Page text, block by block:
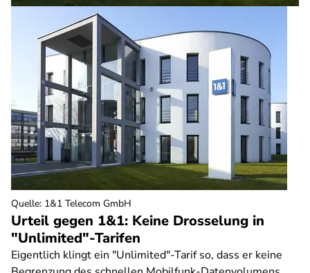
Urteil gegen 1&1: Keine Drosselung in
"Unlimited"-Tarifen
Eigentlich klingt ein "Unlimited"-Tarif so, dass er keine
Quelle: 1&1 Telecom GmbH